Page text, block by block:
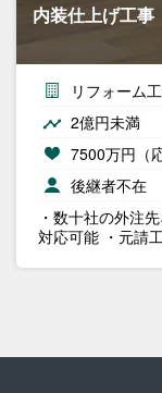
内装仕上げ工事
リフォーム
2億円未満
7500万円（
後継者不在
・数十社の外注
対応可能 ・元請